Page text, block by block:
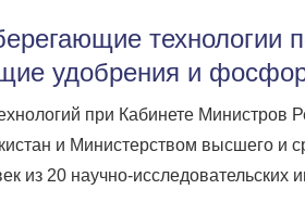
технологии
удобрения и
при Кабинете Министров
и Министерством высшего и
из 20 научно-исследовательских